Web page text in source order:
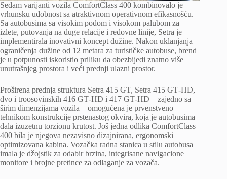
Sedam varijanti vozila ComfortClass 400 kombinovalo je
vrhunsku udobnost sa atraktivnom operativnom efikasnošću.
Sa autobusima sa visokim podom i visokom palubom za
izlete, putovanja na duge relacije i redovne linije, Setra je
implementirala inovativni koncept dužine. Nakon uklanjanja
ograničenja dužine od 12 metara za turističke autobuse, brend
je u potpunosti iskoristio priliku da obezbijedi znatno više
unutrašnjeg prostora i veći prednji ulazni prostor.
Proširena prednja struktura Setra 415 GT, Setra 415 GT‑HD,
dvo i troosovinskih 416 GT‑HD i 417 GT‑HD – zajedno sa
širim dimenzijama vozila – omogućena je prvenstveno
tehnikom konstrukcije prstenastog okvira, koja je autobusima
dala izuzetnu torzionu krutost. Još jedna odlika ComfortClass
400 bila je njegova nezavisno dizajnirana, ergonomski
optimizovana kabina. Vozačka radna stanica u stilu autobusa
imala je džojstik za odabir brzina, integrisane navigacione
monitore i brojne pretince za odlaganje za vozača.